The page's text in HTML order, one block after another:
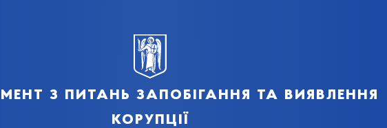
з питань запобігання та виявлення
корупції